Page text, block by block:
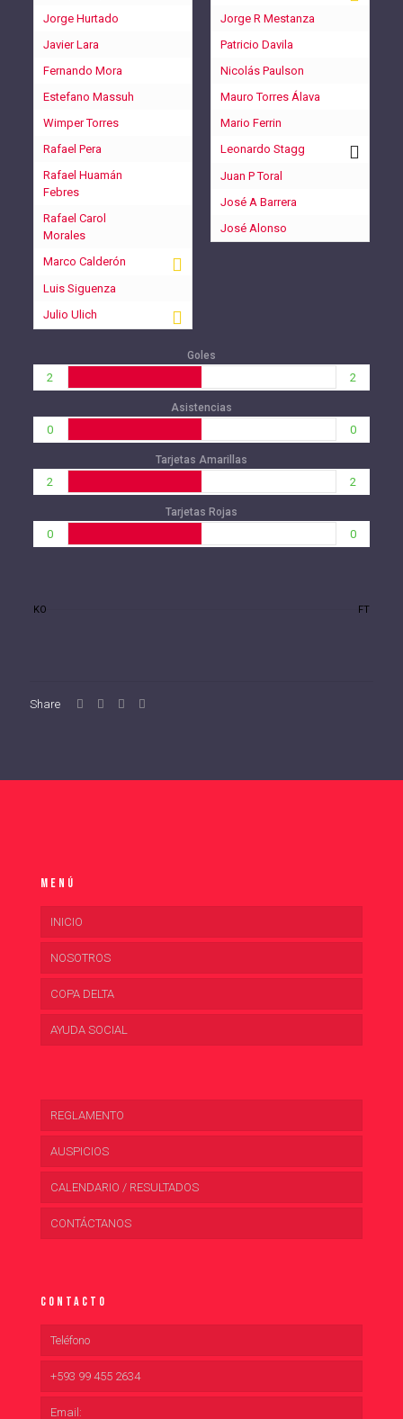
Jorge Hurtado
Javier Lara
Fernando Mora
Estefano Massuh
Wimper Torres
Rafael Pera
Rafael Huamán
Febres
Rafael Carol
Morales
Marco Calderón
Luis Siguenza
Julio Ulich
Jorge R Mestanza
Patricio Davila
Nicolás Paulson
Mauro Torres Álava
Mario Ferrin
Leonardo Stagg
Juan P Toral
José A Barrera
José Alonso
Goles
2 2
Asistencias
0 0
Tarjetas Amarillas
2 2
Tarjetas Rojas
0 0
KO FT
Share
Menú
INICIO
NOSOTROS
COPA DELTA
AYUDA SOCIAL
REGLAMENTO
AUSPICIOS
CALENDARIO / RESULTADOS
CONTÁCTANOS
Contacto
Teléfono
+593 99 455 2634
Email: